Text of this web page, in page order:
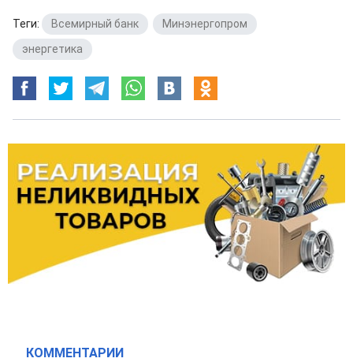
Теги: Всемирный банк Минэнергопром
энергетика
КОММЕНТАРИИ